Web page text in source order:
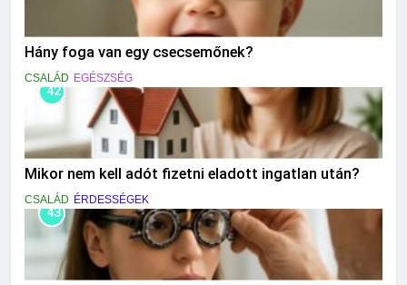
Hány foga van egy csecsemőnek?
CSALÁD EGÉSZSÉG
42
Mikor nem kell adót fizetni eladott ingatlan után?
CSALÁD ÉRDESSÉGEK
43